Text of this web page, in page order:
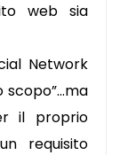
web sia
Network
scopo”…ma
il proprio
requisito